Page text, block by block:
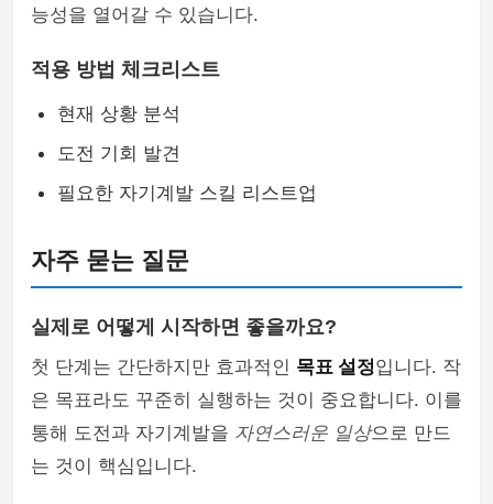
능성을 열어갈 수 있습니다.
적용 방법 체크리스트
현재 상황 분석
도전 기회 발견
필요한 자기계발 스킬 리스트업
자주 묻는 질문
실제로 어떻게 시작하면 좋을까요?
첫 단계는 간단하지만 효과적인 목표 설정입니다. 작
은 목표라도 꾸준히 실행하는 것이 중요합니다. 이를
통해 도전과 자기계발을 자연스러운 일상으로 만드
는 것이 핵심입니다.